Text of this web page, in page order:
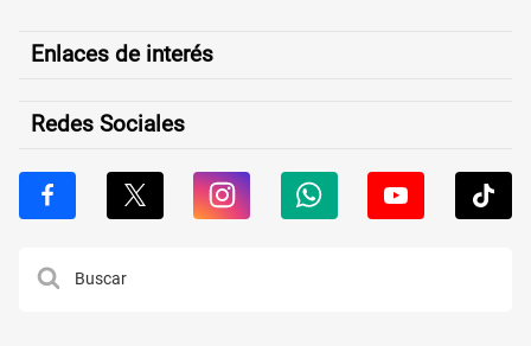
Enlaces de interés
Redes Sociales